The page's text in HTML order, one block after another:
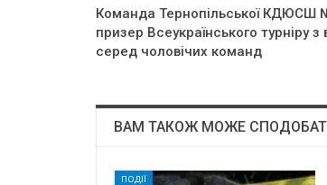
Команда Тернопільської КДЮСШ
призер Всеукраїнського турніру
серед чоловічих команд
ВАМ ТАКОЖ МОЖЕ
ПОДІЇ